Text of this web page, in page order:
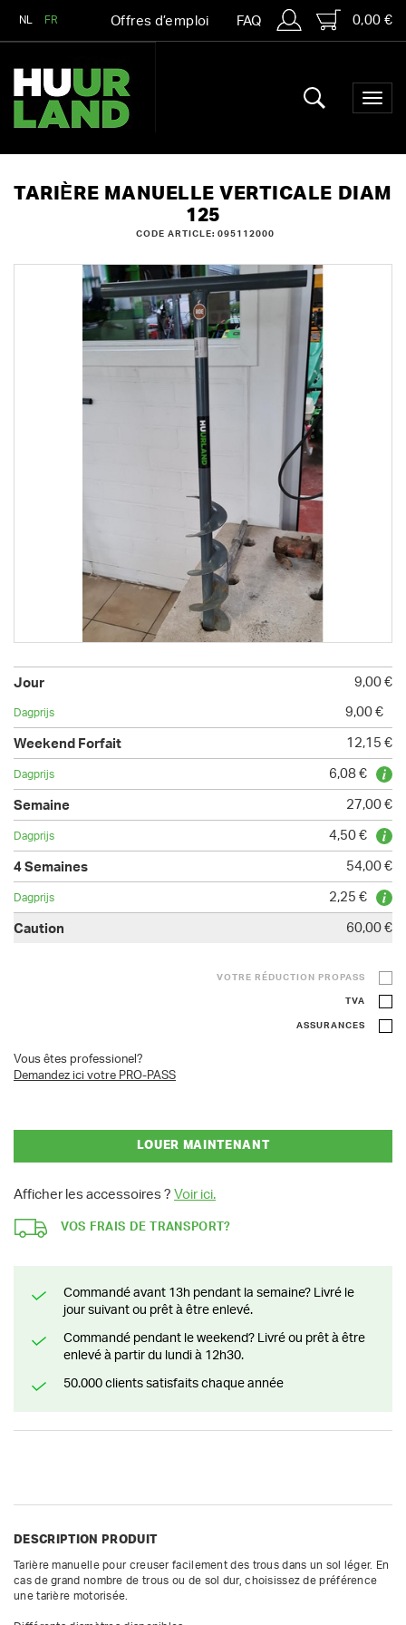
NL FR Offres d’emploi FAQ 0,00 €
TARIÈRE MANUELLE VERTICALE DIAM
125
CODE ARTICLE: 095112000
9,00 €
9,00 €
12,15 €
6,08 €
27,00 €
4,50 €
54,00 €
2,25 €
60,00 €
VOTRE RÉDUCTION PROPASS
TVA
ASSURANCES
Vous êtes professionel?
Demandez ici votre PRO-PASS
LOUER MAINTENANT
Afficher les accessoires ? Voir ici.
VOS FRAIS DE TRANSPORT?
Commandé avant 13h pendant la semaine? Livré le
jour suivant ou prêt à être enlevé.
Commandé pendant le weekend? Livré ou prêt à être
enlevé à partir du lundi à 12h30.
50.000 clients satisfaits chaque année
DESCRIPTION PRODUIT
Tarière manuelle pour creuser facilement des trous dans un sol léger. En
cas de grand nombre de trous ou de sol dur, choisissez de préférence
une tarière motorisée.